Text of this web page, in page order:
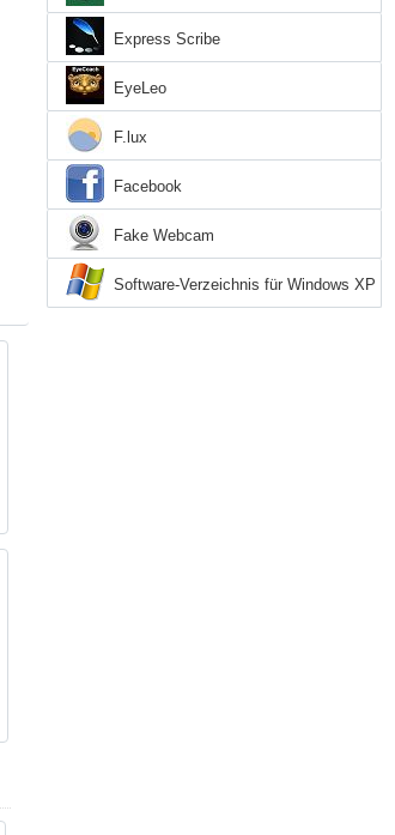
Express Scribe
EyeLeo
F.lux
Facebook
Fake Webcam
Software-Verzeichnis für Windows XP